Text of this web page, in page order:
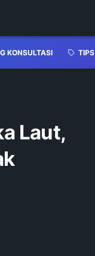
KONSULTASI TIPS
Laut,